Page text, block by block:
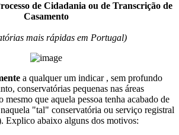
de Cidadania ou de Transcrição de
Casamento
mais rápidas em Portugal)
a qualquer um indicar , sem profundo
conservatórias pequenas nas áreas
que aquela pessoa tenha acabado de
"tal" conservatória ou serviço registral
Explico abaixo alguns dos motivos: